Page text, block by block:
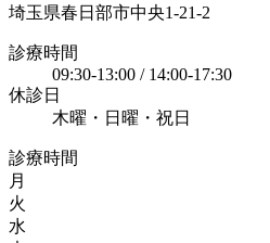
埼玉県春日部市中央1-21-2
診療時間
09:30-13:00 / 14:00-17:30
休診日
木曜・日曜・祝日
診療時間
月
火
水